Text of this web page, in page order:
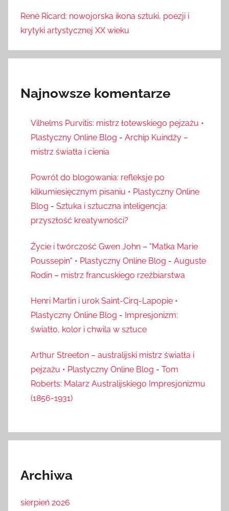
René Ricard: nowojorska ikona sztuki, poezji i
krytyki artystycznej XX wieku
Najnowsze komentarze
Vilhelms Purvitis: mistrz łotewskiego pejzażu •
Plastyczny Online Blog - Archip Kuindży –
mistrz światła i cienia
Powrót do blogowania: refleksje po
kilkumiesięcznym pisaniu • Plastyczny Online
Blog - Sztuka i sztuczna inteligencja:
przyszłość kreatywności?
Życie i twórczość Gwen John – "Matka Marie
Poussepin" • Plastyczny Online Blog - Auguste
Rodin – mistrz francuskiego rzeźbiarstwa
Henri Martin i urok Saint-Cirq-Lapopie •
Plastyczny Online Blog - Impresjonizm:
światło, kolor i chwila w sztuce
Arthur Streeton – australijski mistrz światła i
pejzażu • Plastyczny Online Blog - Tom
Roberts: Malarz Australijskiego Impresjonizmu
(1856-1931)
Archiwa
sierpień 2026